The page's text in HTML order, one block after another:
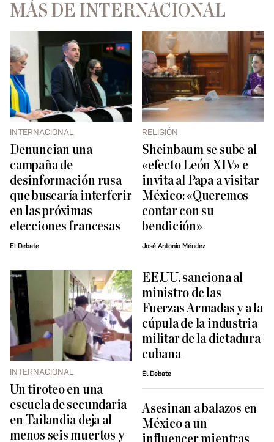
MÁS DE INTERNACIONAL
INTERNACIONAL
Denuncian una
campaña de
desinformación rusa
que buscaría interferir
en las próximas
elecciones francesas
El Debate
RELIGIÓN
Sheinbaum se sube al
«efecto León XIV» e
invita al Papa a visitar
México: «Queremos
contar con su
bendición»
José Antonio Méndez
INTERNACIONAL
Un tiroteo en una
escuela de secundaria
en Tailandia deja al
menos seis muertos y
EE.UU. sanciona al
ministro de las
Fuerzas Armadas y a la
cúpula de la industria
militar de la dictadura
cubana
El Debate
Asesinan a balazos en
México a un